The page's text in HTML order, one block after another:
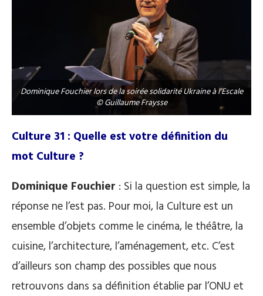
Dominique Fouchier lors de la soirée solidarité Ukraine à l’Escale
© Guillaume Fraysse
Culture 31 : Quelle est votre définition du
mot Culture ?
Dominique Fouchier : Si la question est simple, la
réponse ne l’est pas. Pour moi, la Culture est un
ensemble d’objets comme le cinéma, le théâtre, la
cuisine, l’architecture, l’aménagement, etc. C’est
d’ailleurs son champ des possibles que nous
retrouvons dans sa définition établie par l’ONU et